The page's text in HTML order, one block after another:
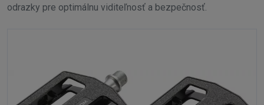
odrazky pre optimálnu viditeľnosť a bezpečnosť.